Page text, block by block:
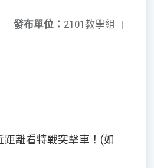
發布單位： 2101教學組 |
離看特戰突擊車！ (如